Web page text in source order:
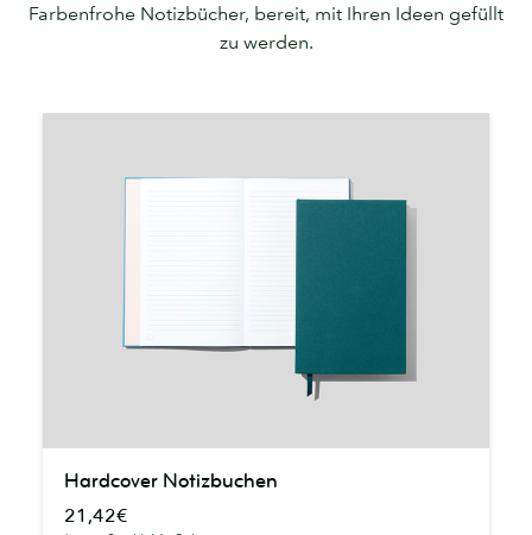
Farbenfrohe Notizbücher, bereit, mit Ihren Ideen gefüllt
zu werden.
Notizbuchen
Hardcover Notizbuchen
21,42€